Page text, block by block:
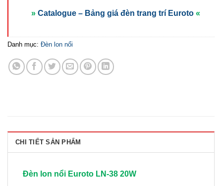
» Catalogue – Bảng giá đèn trang trí Euroto «
Danh mục: Đèn lon nổi
CHI TIẾT SẢN PHẨM
Đèn lon nổi Euroto LN-38 20W